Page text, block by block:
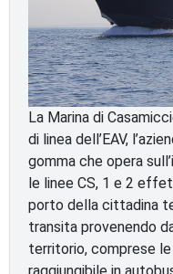
La Marina di
di linea dell’EAV,
gomma che opera
le linee CS, 1 e 2
porto della cittadina
transita provenendo
territorio, comprese